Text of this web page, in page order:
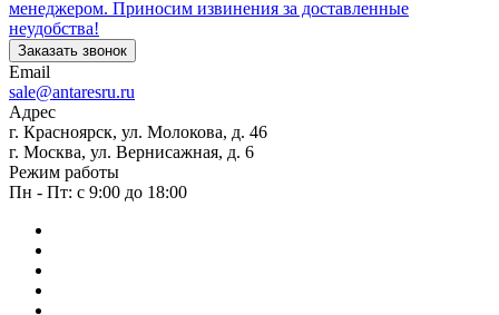
менеджером. Приносим извинения за доставленные
неудобства!
Заказать звонок
Email
sale@antaresru.ru
Адрес
г. Красноярск, ул. Молокова, д. 46
г. Москва, ул. Вернисажная, д. 6
Режим работы
Пн - Пт: с 9:00 до 18:00